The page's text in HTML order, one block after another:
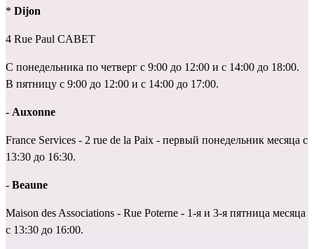
* Dijon
4 Rue Paul CABET
С понедельника по четверг с 9:00 до 12:00 и с 14:00 до 18:00.
В пятницу с 9:00 до 12:00 и с 14:00 до 17:00.
- Auxonne
France Services - 2 rue de la Paix - первый понедельник месяца с
13:30 до 16:30.
- Beaune
Maison des Associations - Rue Poterne - 1-я и 3-я пятница месяца
с 13:30 до 16:00.